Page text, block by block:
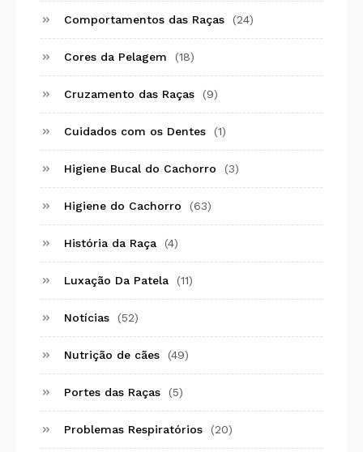
Comportamentos das Raças (24)
Cores da Pelagem (18)
Cruzamento das Raças (9)
Cuidados com os Dentes (1)
Higiene Bucal do Cachorro (3)
Higiene do Cachorro (63)
História da Raça (4)
Luxação Da Patela (11)
Notícias (52)
Nutrição de cães (49)
Portes das Raças (5)
Problemas Respiratórios (20)